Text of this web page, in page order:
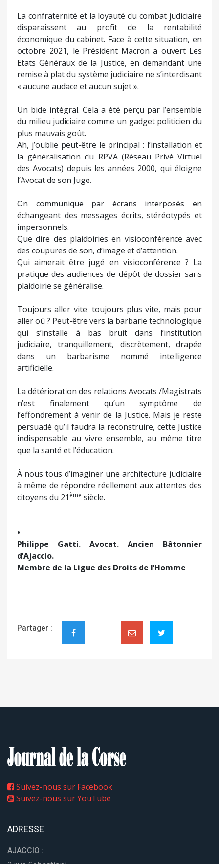
La confraternité et la loyauté du combat judiciaire
disparaissent au profit de la rentabilité
économique du cabinet. Face à cette situation, en
octobre 2021, le Président Macron a ouvert Les
Etats Généraux de la Justice, en demandant une
remise à plat du système judiciaire ne s’interdisant
« aucune audace et aucun sujet ».
Un bide intégral. Cela a été perçu par l’ensemble
du milieu judiciaire comme un gadget politicien du
plus mauvais goût.
Ah, j’oublie peut-être le principal : l’installation et
la généralisation du RPVA (Réseau Privé Virtuel
des Avocats) depuis les années 2000, qui éloigne
l’Avocat de son Juge.
On communique par écrans interposés en
échangeant des messages écrits, stéréotypés et
impersonnels.
Que dire des plaidoiries en visioconférence avec
des coupures de son, d’image et d’attention.
Qui aimerait être jugé en visioconférence ? La
pratique des audiences de dépôt de dossier sans
plaidoirie se généralise.
Toujours aller vite, toujours plus vite, mais pour
aller où ? Peut-être vers la barbarie technologique
qui s’installe à bas bruit dans l’institution
judiciaire, tranquillement, discrètement, drapée
dans un barbarisme nommé intelligence
artificielle.
La détérioration des relations Avocats /Magistrats
n’est finalement qu’un symptôme de
l’effondrement à venir de la Justice. Mais je reste
persuadé qu’il faudra la reconstruire, cette Justice
indispensable au vivre ensemble, au même titre
que la santé et l’éducation.
À nous tous d’imaginer une architecture judiciaire
à même de répondre réellement aux attentes des
citoyens du 21 ème siècle.
•
Philippe Gatti. Avocat. Ancien Bâtonnier
d’Ajaccio.
Membre de la Ligue des Droits de l’Homme
Partager :
Suivez-nous sur Facebook
Suivez-nous sur YouTube
ADRESSE
AJACCIO :